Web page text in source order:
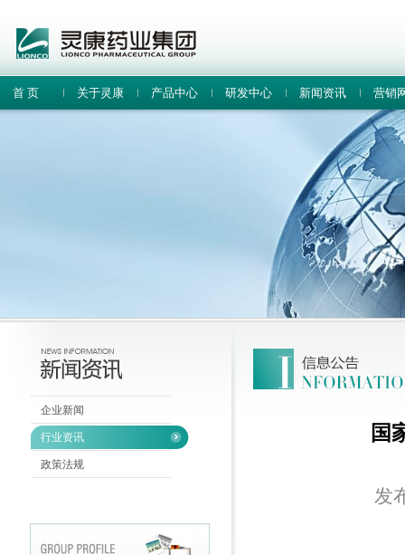
首 页 关于灵康 产品中心 研发中心 新闻资讯 营销
企业新闻
行业资讯
政策法规
国
发